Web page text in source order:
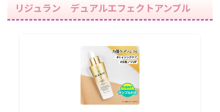
リジュラン デュアルエフェクトアンプル